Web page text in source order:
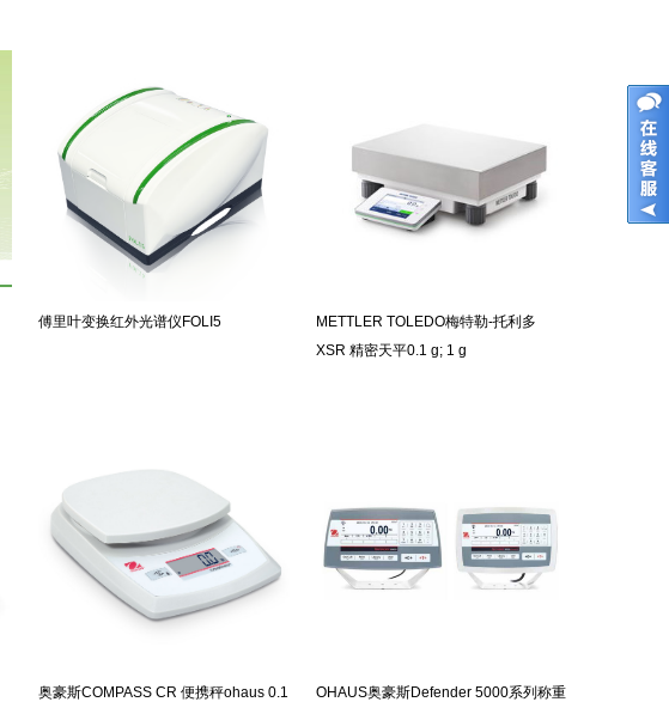
傅里叶变换红外光谱仪FOLI5
METTLER TOLEDO梅特勒-托利多
XSR 精密天平0.1 g; 1 g
奥豪斯COMPASS CR 便携秤ohaus 0.1
OHAUS奥豪斯Defender 5000系列称重